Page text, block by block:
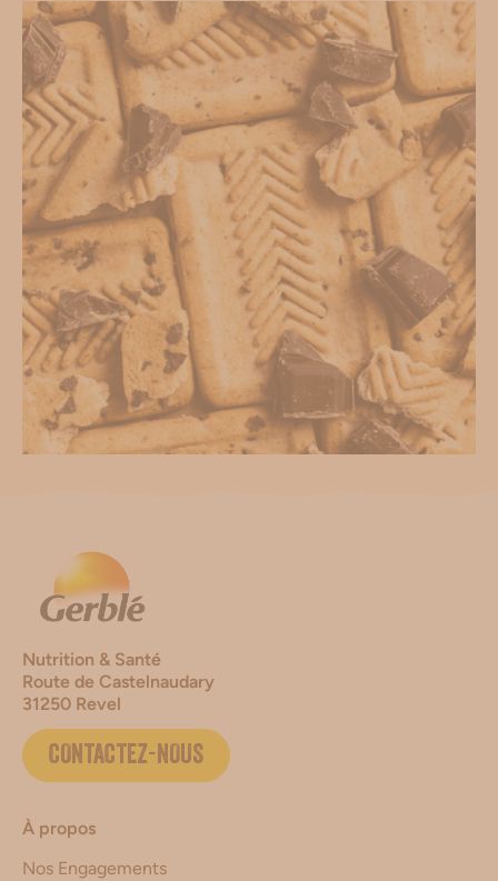
Nutrition & Santé
Route de Castelnaudary
31250 Revel
CONTACTEZ-NOUS
À propos
Nos Engagements